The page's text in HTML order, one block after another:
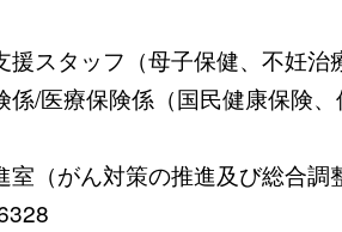
援スタッフ（母子保健、不妊
係/医療保険係（国民健康保険
室（がん対策の推進及び総合